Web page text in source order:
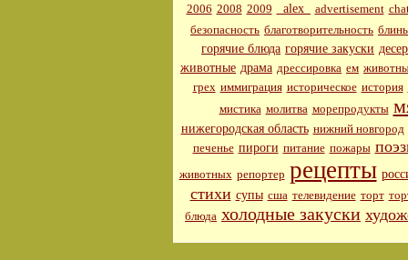
2006 2008 2009 _alex_ advertisement
безопасность благотворительность
горячие блюда горячие закуски
животные драма дрессировка ем
грех иммиграция историческое история
мистика молитва морепродукты
нижегородская область нижний новгород
печенье пироги питание пожары
животных репортер рецепты
стихи супы сша телевидение торт
блюда холодные закуски